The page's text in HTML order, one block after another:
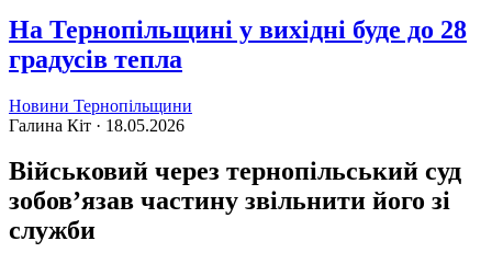
На Тернопільщині у вихідні буде до 28
градусів тепла
Новини Тернопільщини
Галина Кіт · 18.05.2026
Військовий через тернопільський суд
зобов’язав частину звільнити його зі
служби